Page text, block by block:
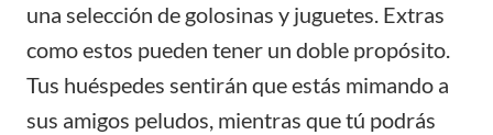
una selección de golosinas y juguetes. Extras
como estos pueden tener un doble propósito.
Tus huéspedes sentirán que estás mimando a
sus amigos peludos, mientras que tú podrás